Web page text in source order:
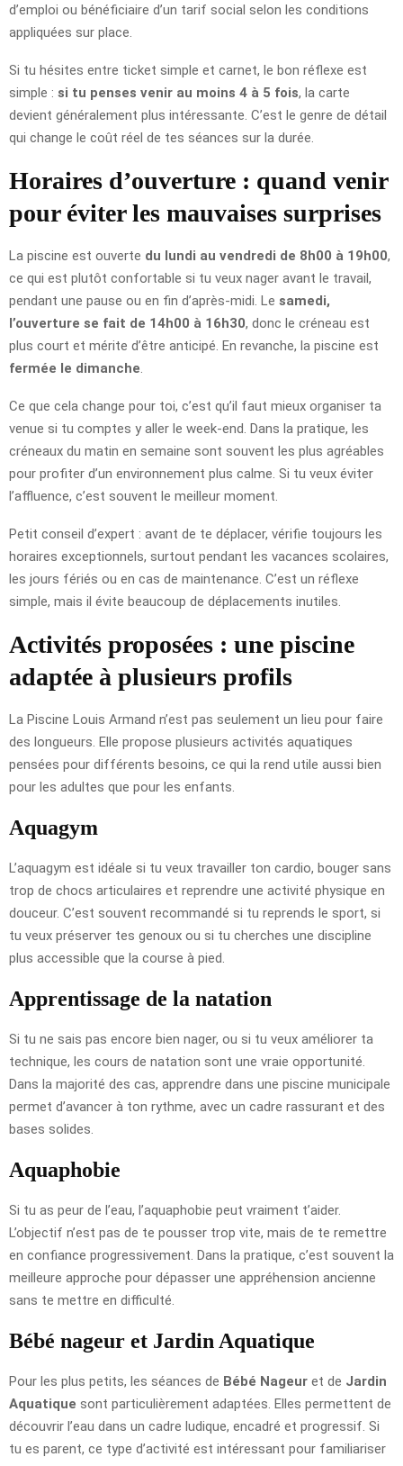
d’emploi ou bénéficiaire d’un tarif social selon les conditions
appliquées sur place.
Si tu hésites entre ticket simple et carnet, le bon réflexe est
simple : si tu penses venir au moins 4 à 5 fois, la carte
devient généralement plus intéressante. C’est le genre de détail
qui change le coût réel de tes séances sur la durée.
Horaires d’ouverture : quand venir
pour éviter les mauvaises surprises
La piscine est ouverte du lundi au vendredi de 8h00 à 19h00,
ce qui est plutôt confortable si tu veux nager avant le travail,
pendant une pause ou en fin d’après-midi. Le samedi,
l’ouverture se fait de 14h00 à 16h30, donc le créneau est
plus court et mérite d’être anticipé. En revanche, la piscine est
fermée le dimanche
Ce que cela change pour toi, c’est qu’il faut mieux organiser ta
venue si tu comptes y aller le week-end. Dans la pratique, les
créneaux du matin en semaine sont souvent les plus agréables
pour profiter d’un environnement plus calme. Si tu veux éviter
l’affluence, c’est souvent le meilleur moment.
Petit conseil d’expert : avant de te déplacer, vérifie toujours les
horaires exceptionnels, surtout pendant les vacances scolaires,
les jours fériés ou en cas de maintenance. C’est un réflexe
simple, mais il évite beaucoup de déplacements inutiles.
Activités proposées : une piscine
adaptée à plusieurs profils
La Piscine Louis Armand n’est pas seulement un lieu pour faire
des longueurs. Elle propose plusieurs activités aquatiques
pensées pour différents besoins, ce qui la rend utile aussi bien
pour les adultes que pour les enfants.
Aquagym
L’aquagym est idéale si tu veux travailler ton cardio, bouger sans
trop de chocs articulaires et reprendre une activité physique en
douceur. C’est souvent recommandé si tu reprends le sport, si
tu veux préserver tes genoux ou si tu cherches une discipline
plus accessible que la course à pied.
Apprentissage de la natation
Si tu ne sais pas encore bien nager, ou si tu veux améliorer ta
technique, les cours de natation sont une vraie opportunité.
Dans la majorité des cas, apprendre dans une piscine municipale
permet d’avancer à ton rythme, avec un cadre rassurant et des
bases solides.
Aquaphobie
Si tu as peur de l’eau, l’aquaphobie peut vraiment t’aider.
L’objectif n’est pas de te pousser trop vite, mais de te remettre
en confiance progressivement. Dans la pratique, c’est souvent la
meilleure approche pour dépasser une appréhension ancienne
sans te mettre en difficulté.
Bébé nageur et Jardin Aquatique
Pour les plus petits, les séances de Bébé Nageur et de Jardin
Aquatique sont particulièrement adaptées. Elles permettent de
découvrir l’eau dans un cadre ludique, encadré et progressif. Si
tu es parent, ce type d’activité est intéressant pour familiariser